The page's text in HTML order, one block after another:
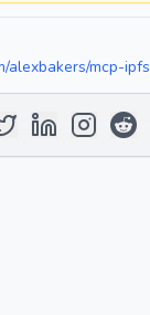
alexbakers/mcp-ipfs